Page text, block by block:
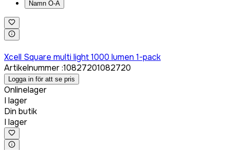
Namn Ö-A
Xcell Square multi light 1000 lumen 1-pack
Artikelnummer:10827201082720
Logga in för att se pris
Onlinelager
I lager
Din butik
I lager